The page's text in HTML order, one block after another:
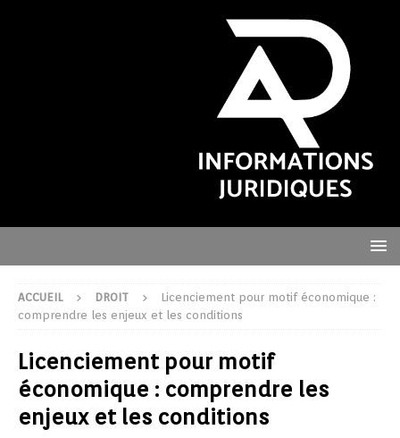
ACCUEIL DROIT
Licenciement pour motif économique :
comprendre les enjeux et les conditions
Licenciement pour motif
économique : comprendre les
enjeux et les conditions